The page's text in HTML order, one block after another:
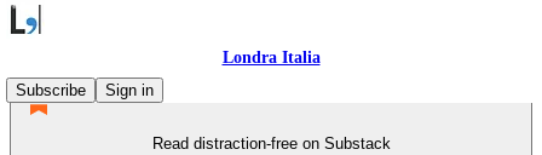
Londra Italia
Subscribe
Sign in
Read distraction-free on Substack